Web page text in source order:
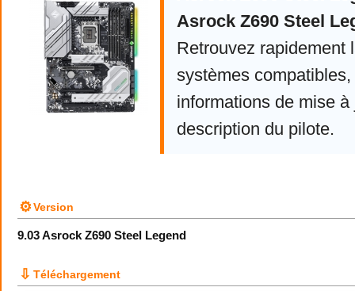
Asrock Z690 Steel
Retrouvez rapidement
systèmes compatibles,
informations de mise à
description du pilote.
⚙Version
9.03 Asrock Z690 Steel Legend
⇩ Téléchargement